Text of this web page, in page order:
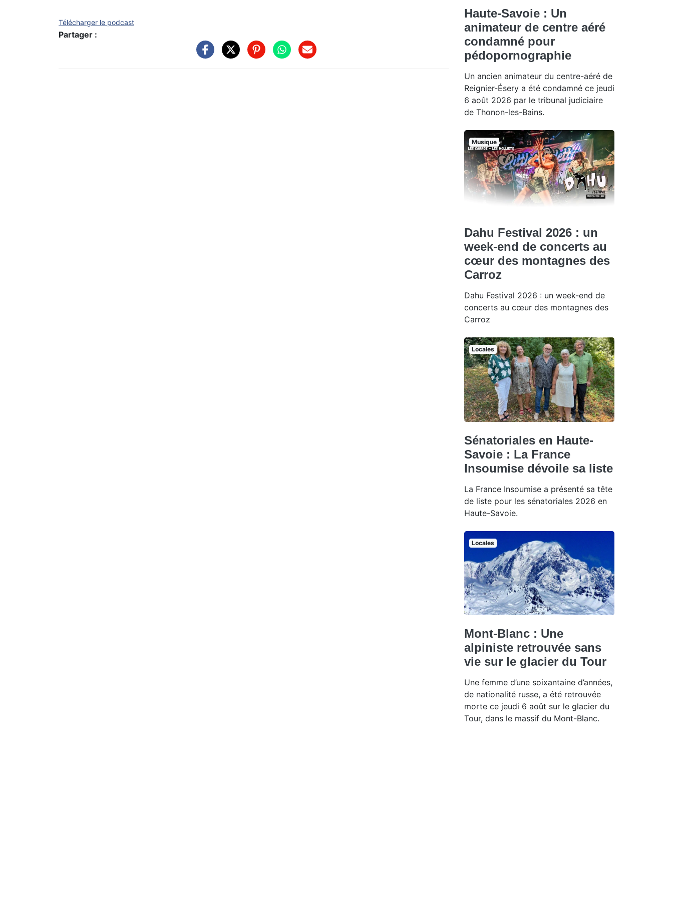
Télécharger le podcast
Partager :
Haute-Savoie : Un
animateur de centre aéré
condamné pour
pédopornographie
Un ancien animateur du centre-aéré de
Reignier-Ésery a été condamné ce jeudi
6 août 2026 par le tribunal judiciaire
de Thonon-les-Bains.
Musique
Dahu Festival 2026 : un
week-end de concerts au
cœur des montagnes des
Carroz
Dahu Festival 2026 : un week-end de
concerts au cœur des montagnes des
Carroz
Locales
Sénatoriales en Haute-
Savoie : La France
Insoumise dévoile sa liste
La France Insoumise a présenté sa tête
de liste pour les sénatoriales 2026 en
Haute-Savoie.
Locales
Mont-Blanc : Une
alpiniste retrouvée sans
vie sur le glacier du Tour
Une femme d’une soixantaine d’années,
de nationalité russe, a été retrouvée
morte ce jeudi 6 août sur le glacier du
Tour, dans le massif du Mont-Blanc.